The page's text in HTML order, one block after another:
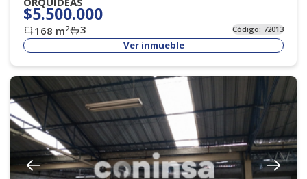
$5.500.000
168 m2 3 Código: 72013
Ver inmueble